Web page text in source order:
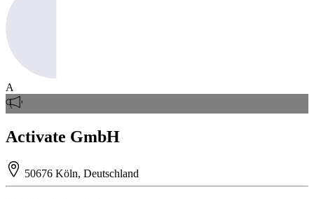
A
Activate GmbH
50676 Köln, Deutschland